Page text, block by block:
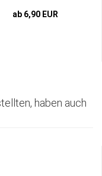
ab 6,90 EUR
haben auch